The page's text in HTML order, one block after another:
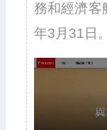
務和經濟客
年3月31日。